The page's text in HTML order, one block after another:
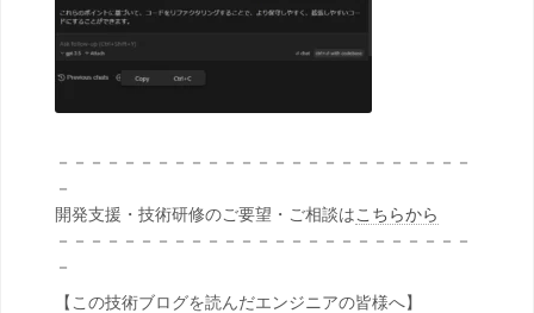
－－－－－－－－－－－－－－－－－－－－－－－－－
－
開発支援・技術研修のご要望・ご相談はこちらから
－－－－－－－－－－－－－－－－－－－－－－－－－
－
【この技術ブログを読んだエンジニアの皆様へ】